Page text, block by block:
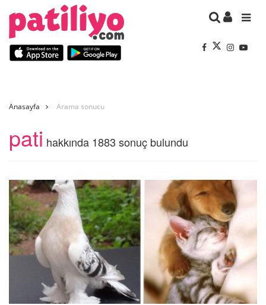
Anasayfa Arama sonucu
pati hakkında 1883 sonuç bulundu